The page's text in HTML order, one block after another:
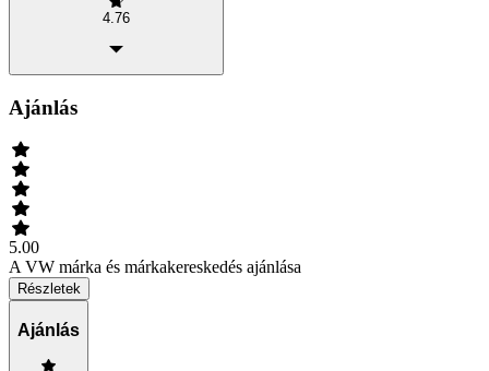
4.76
Ajánlás
5.00
A VW márka és márkakereskedés ajánlása
Részletek
Ajánlás